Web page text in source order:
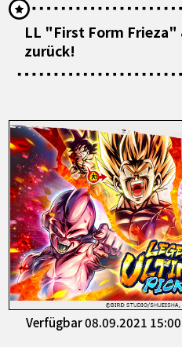
LL "First Form
zurück!
Verfügbar 08.09.2021